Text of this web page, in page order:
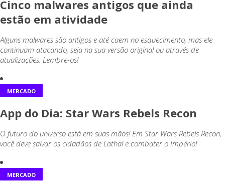
Cinco malwares antigos que ainda
estão em atividade
Alguns malwares são antigos e até caem no esquecimento, mas ele
continuam atacando, seja na sua versão original ou através de
atualizações. Lembre-os!
MERCADO
App do Dia: Star Wars Rebels Recon
O futuro do universo está em suas mãos! Em Star Wars Rebels Recon,
você deve salvar os cidadãos de Lothal e combater o Império!
MERCADO